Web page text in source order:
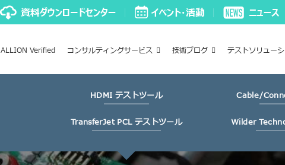
ALLION Verified コンサルティングサービス 技術ブログ テストソリュー
HDMI テストツール Cable/
TransferJet PCL テストツール Wilder